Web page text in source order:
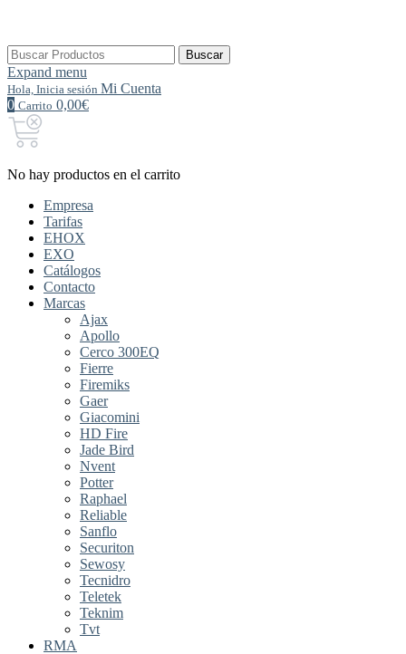
Buscar
por:
Buscar
Expand menu
Hola, Inicia sesión Mi Cuenta
0 Carrito 0,00€
No hay productos en el carrito
Empresa
Tarifas
EHOX
EXO
Catálogos
Contacto
Marcas
Ajax
Apollo
Cerco 300EQ
Fierre
Firemiks
Gaer
Giacomini
HD Fire
Jade Bird
Nvent
Potter
Raphael
Reliable
Sanflo
Securiton
Sewosy
Tecnidro
Teletek
Teknim
Tvt
RMA